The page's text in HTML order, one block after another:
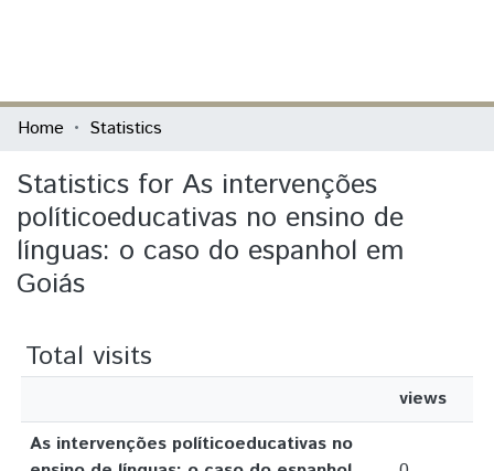
Communities & Collections
All of DSpace
Home Statistics
Statistics for As intervenções
políticoeducativas no ensino de
línguas: o caso do espanhol em
Goiás
Total visits
views
As intervenções políticoeducativas no